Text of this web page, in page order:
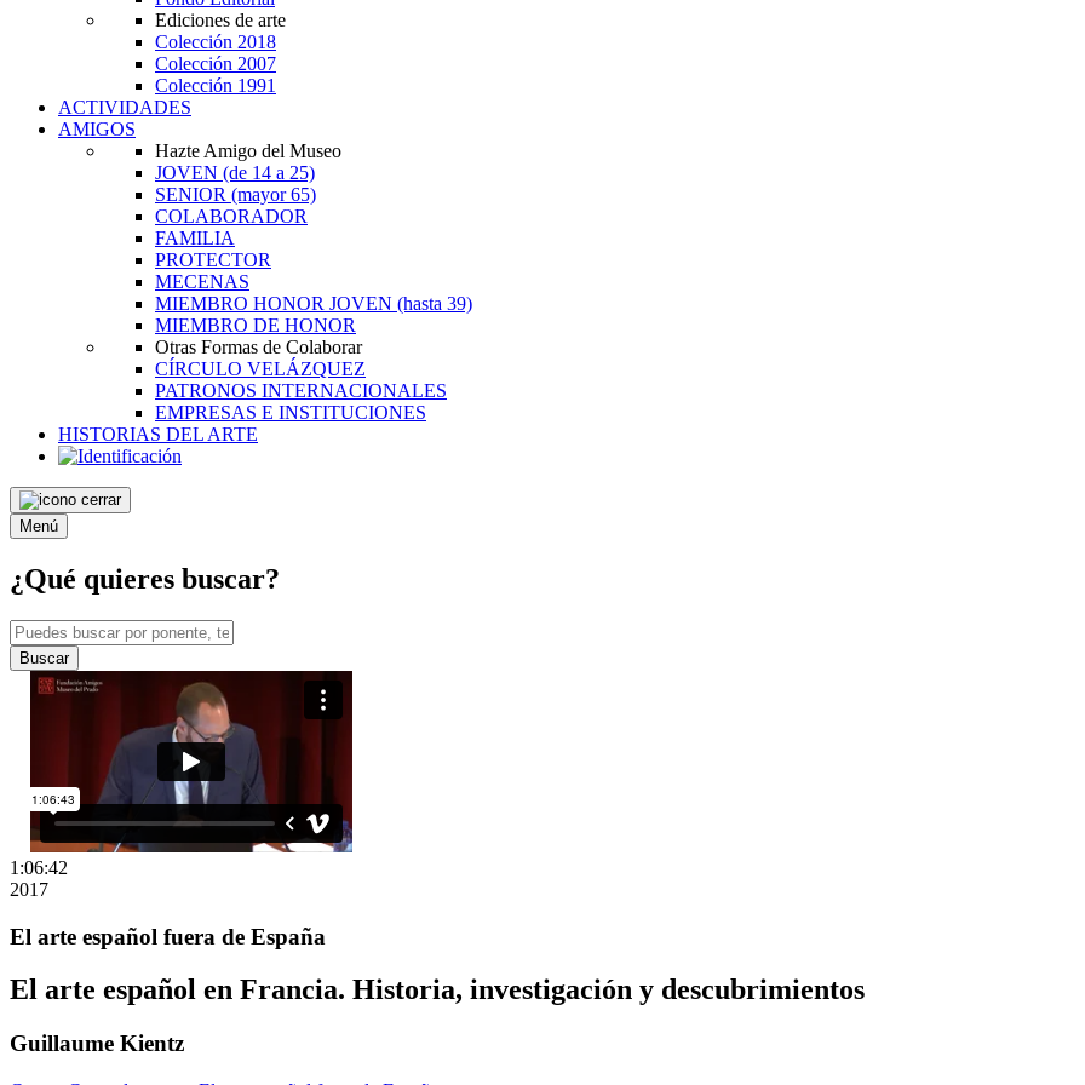
Ediciones de arte
Colección 2018
Colección 2007
Colección 1991
ACTIVIDADES
AMIGOS
Hazte Amigo del Museo
JOVEN (de 14 a 25)
SENIOR (mayor 65)
COLABORADOR
FAMILIA
PROTECTOR
MECENAS
MIEMBRO HONOR JOVEN (hasta 39)
MIEMBRO DE HONOR
Otras Formas de Colaborar
CÍRCULO VELÁZQUEZ
PATRONOS INTERNACIONALES
EMPRESAS E INSTITUCIONES
HISTORIAS DEL ARTE
Menú
¿Qué quieres buscar?
Buscar
1:06:42
2017
El arte español fuera de España
El arte español en Francia. Historia, investigación y descubrimientos
Guillaume Kientz